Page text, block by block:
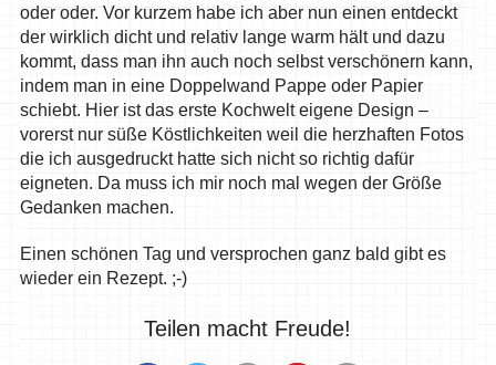
oder oder. Vor kurzem habe ich aber nun einen entdeckt
der wirklich dicht und relativ lange warm hält und dazu
kommt, dass man ihn auch noch selbst verschönern kann,
indem man in eine Doppelwand Pappe oder Papier
schiebt. Hier ist das erste Kochwelt eigene Design –
vorerst nur süße Köstlichkeiten weil die herzhaften Fotos
die ich ausgedruckt hatte sich nicht so richtig dafür
eigneten. Da muss ich mir noch mal wegen der Größe
Gedanken machen.
Einen schönen Tag und versprochen ganz bald gibt es
wieder ein Rezept. ;-)
Teilen macht Freude!